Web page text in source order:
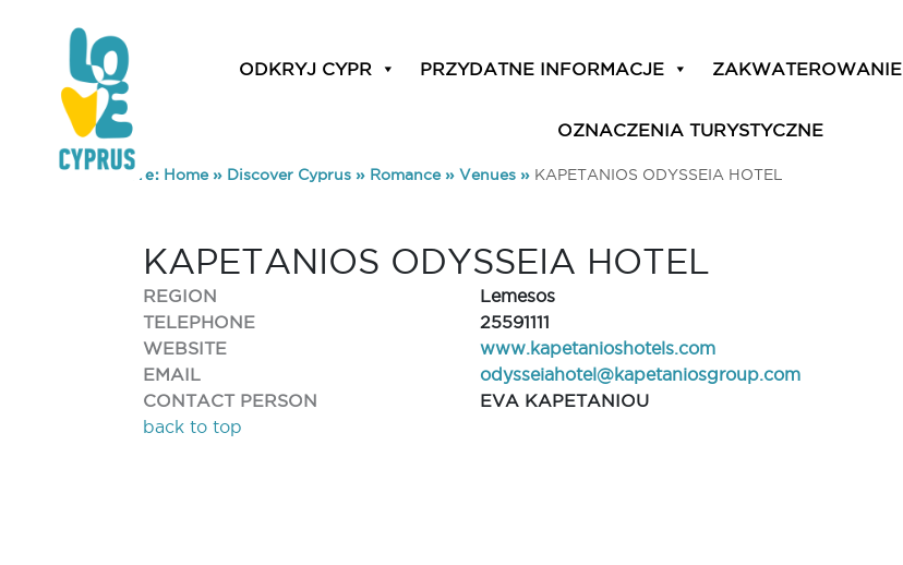
ODKRYJ CYPR PRZYDATNE INFORMACJE ZAKWATEROWANIE
OZNACZENIA TURYSTYCZNE
You are here: Home» Discover Cyprus » Romance» Venues » KAPETANIOS ODYSSEIA HOTEL
KAPETANIOS ODYSSEIA HOTEL
REGION
Lemesos
TELEPHONE
25591111
WEBSITE
www.kapetanioshotels.com
EMAIL
odysseiahotel@kapetaniosgroup.com
CONTACT PERSON
EVA KAPETANIOU
back to top